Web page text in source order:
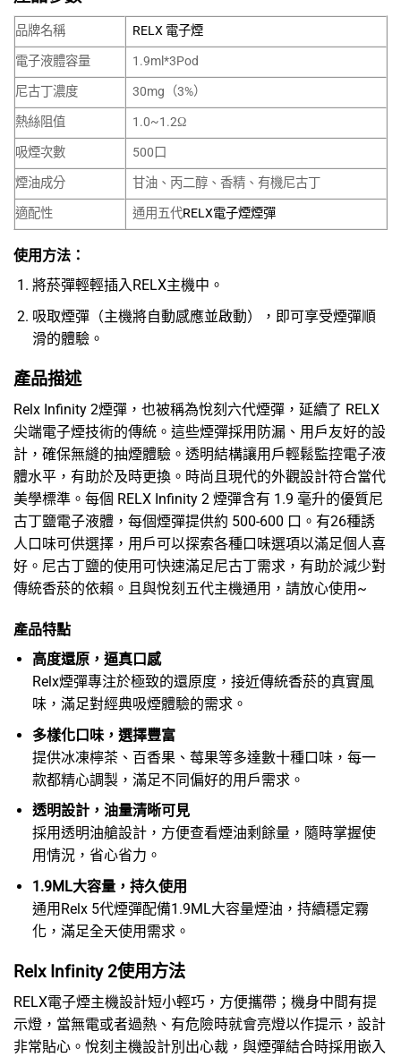
品牌名稱
RELX 電子煙
電子液體容量
1.9ml*3Pod
尼古丁濃度
30mg（3%）
熱絲阻值
1.0~1.2Ω
吸煙次數
500口
煙油成分
甘油、丙二醇、香精、有機尼古丁
適配性
通用五代RELX電子煙煙彈
使用方法：
將菸彈輕輕插入RELX主機中。
吸取煙彈（主機將自動感應並啟動），即可享受煙彈順
滑的體驗。
產品描述
Relx Infinity 2煙彈，也被稱為悅刻六代煙彈 ，延續了 RELX
尖端電子煙技術的傳統。這些煙彈採用防漏、用戶友好的設
計，確保無縫的抽煙體驗。透明結構讓用戶輕鬆監控電子液
體水平，有助於及時更換。時尚且現代的外觀設計符合當代
美學標準。每個 RELX Infinity 2 煙彈含有 1.9 毫升的優質尼
古丁鹽電子液體，每個煙彈提供約 500-600 口。有26種誘
人口味可供選擇，用戶可以探索各種口味選項以滿足個人喜
好。尼古丁鹽的使用可快速滿足尼古丁需求，有助於減少對
傳統香菸的依賴。且與悅刻五代主機通用，請放心使用~
產品特點
高度還原，逼真口感
Relx煙彈專注於極致的還原度，接近傳統香菸的真實風
味，滿足對經典吸煙體驗的需求。
多樣化口味，選擇豐富
提供冰凍檸茶、百香果、莓果等多達數十種口味，每一
款都精心調製，滿足不同偏好的用戶需求。
透明設計，油量清晰可見
採用透明油艙設計，方便查看煙油剩餘量，隨時掌握使
用情況，省心省力。
1.9ML大容量，持久使用
通用 Relx 5代煙彈配備1.9ML大容量煙油，持續穩定霧
化，滿足全天使用需求。
Relx Infinity 2使用方法
RELX電子煙主機設計短小輕巧，方便攜帶；機身中間有提
示燈，當無電或者過熱、有危險時就會亮燈以作提示，設計
非常貼心。悅刻主機設計別出心裁，與煙彈結合時採用嵌入